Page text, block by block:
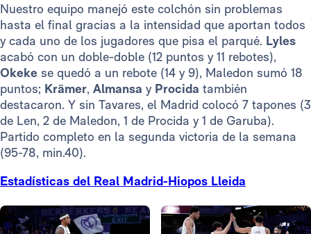
Nuestro equipo manejó este colchón sin problemas
hasta el final gracias a la intensidad que aportan todos
y cada uno de los jugadores que pisa el parqué. Lyles
acabó con un doble-doble (12 puntos y 11 rebotes),
Okeke se quedó a un rebote (14 y 9), Maledon sumó 18
puntos; Krämer, Almansa y Procida también
destacaron. Y sin Tavares, el Madrid colocó 7 tapones (3
de Len, 2 de Maledon, 1 de Procida y 1 de Garuba).
Partido completo en la segunda victoria de la semana
(95-78, min.40).
Estadísticas del Real Madrid-Hiopos Lleida